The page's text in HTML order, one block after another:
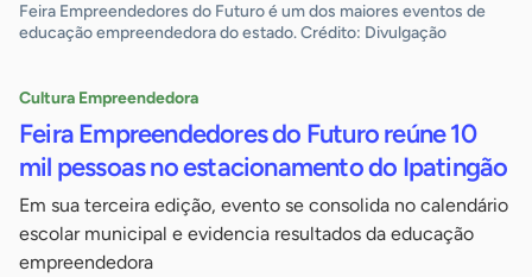
Feira Empreendedores do Futuro é um dos maiores eventos de
educação empreendedora do estado. Crédito: Divulgação
Cultura Empreendedora
Feira Empreendedores do Futuro reúne 10
mil pessoas no estacionamento do Ipatingão
Em sua terceira edição, evento se consolida no calendário
escolar municipal e evidencia resultados da educação
empreendedora